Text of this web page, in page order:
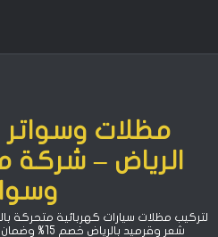
مظلات وسواتر
الرياض – شركة
لتركيب مظلات سيارات كهربائية متحركة